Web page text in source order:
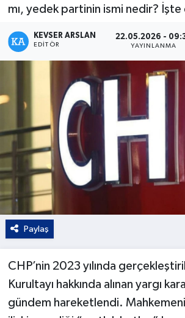
mı, yedek partinin ismi nedir?
KEVSER ARSLAN
EDITÖR
22.05.2026 -
YAYINLANMA
Paylaş
CHP’nin 2023 yılında
Kurultayı hakkında alınan yargı
gündem hareketlendi.